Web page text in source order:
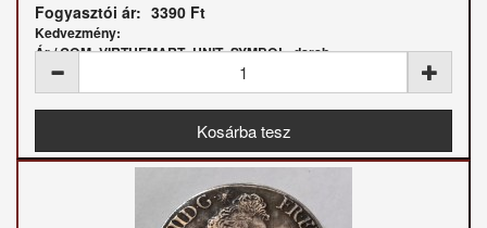
Fogyasztói ár: 3390 Ft
Kedvezmény:
Ár / COM_VIRTUEMART_UNIT_SYMBOL_darab: